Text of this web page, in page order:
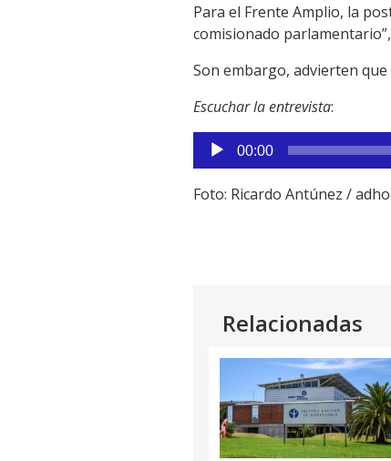
Para el Frente Amplio, la
comisionado
Son embargo, advierten
Escuchar la entrevista:
Reproductor
de
audio
00:00
Foto: Ricardo Antúnez /
Relacionadas